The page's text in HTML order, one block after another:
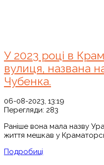
У 2023 році в
вулиця, названа
Чубенка.
06-08-2023, 13:19
Перегляди: 283
Раніше вона мала назву
життя мешкав у
Подробиці